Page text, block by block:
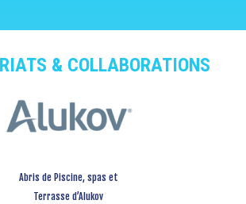
& COLLABORATIONS
Abris de Piscine, spas et
Terrasse d’Alukov